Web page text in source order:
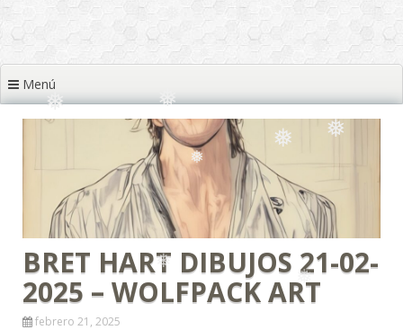
❅
❅
❅
❅
❅
❅
❅
❅
❅ ❅
❅
Menú
BRET HART DIBUJOS 21-02-
2025 – WOLFPACK ART
febrero 21, 2025